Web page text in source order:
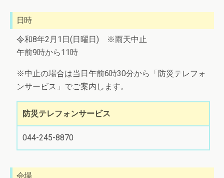
日時
令和8年2月1日(日曜日) ※雨天中止
午前9時から11時
※中止の場合は当日午前6時30分から「防災テレフォ
ンサービス」でご案内します。
防災テレフォンサービス
044-245-8870
会場